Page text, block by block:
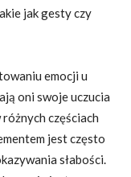
jak gesty czy
emocji u
oni swoje uczucia
różnych częściach
jest często
słabości.